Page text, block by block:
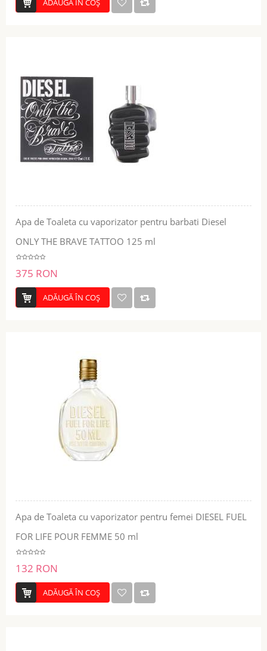
ADĂUGĂ ÎN COŞ
Apa de Toaleta cu vaporizator pentru barbati Diesel
ONLY THE BRAVE TATTOO 125 ml
375 RON
ADĂUGĂ ÎN COŞ
Apa de Toaleta cu vaporizator pentru femei DIESEL FUEL
FOR LIFE POUR FEMME 50 ml
132 RON
ADĂUGĂ ÎN COŞ